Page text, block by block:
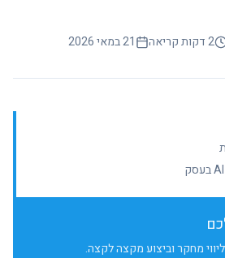
2 דקות קריאה 21 במאי 2026